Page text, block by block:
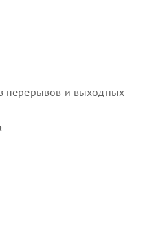
перерывов и выходных